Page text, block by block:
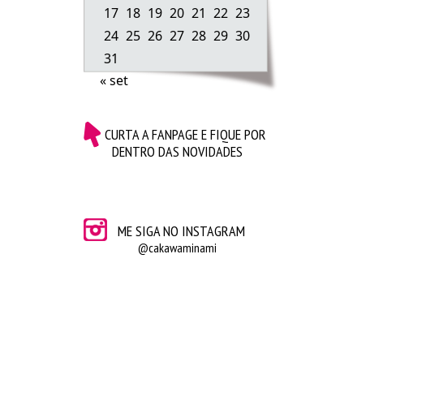
17 18 19 20 21 22 23
24 25 26 27 28 29 30
31
« set
CURTA A FANPAGE E FIQUE POR
DENTRO DAS NOVIDADES
ME SIGA NO INSTAGRAM
@cakawaminami